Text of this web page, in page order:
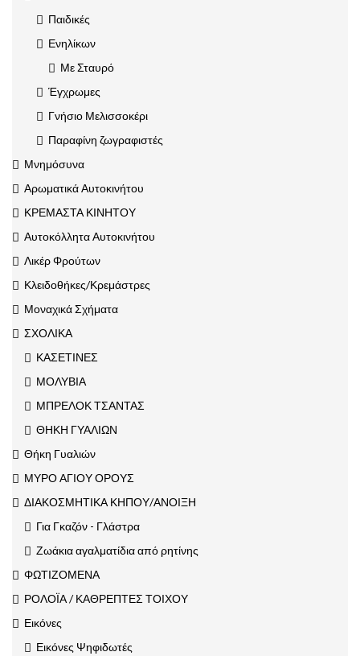
Παιδικές
Ενηλίκων
Με Σταυρό
Έγχρωμες
Γνήσιο Μελισσοκέρι
Παραφίνη ζωγραφιστές
Μνημόσυνα
Αρωματικά Αυτοκινήτου
ΚΡΕΜΑΣΤΑ ΚΙΝΗΤΟΥ
Αυτοκόλλητα Αυτοκινήτου
Λικέρ Φρούτων
Κλειδοθήκες/Κρεμάστρες
Μοναχικά Σχήματα
ΣΧΟΛΙΚΑ
ΚΑΣΕΤΙΝΕΣ
ΜΟΛΥΒΙΑ
ΜΠΡΕΛΟΚ ΤΣΑΝΤΑΣ
ΘΗΚΗ ΓΥΑΛΙΩΝ
Θήκη Γυαλιών
ΜΥΡΟ ΑΓΙΟΥ ΟΡΟΥΣ
ΔΙΑΚΟΣΜΗΤΙΚΑ ΚΗΠΟΥ/ΑΝΟΙΞΗ
Για Γκαζόν - Γλάστρα
Ζωάκια αγαλματίδια από ρητίνης
ΦΩΤΙΖΟΜΕΝΑ
ΡΟΛΟΪΑ / ΚΑΘΡΕΠΤΕΣ ΤΟΙΧΟΥ
Εικόνες
Εικόνες Ψηφιδωτές